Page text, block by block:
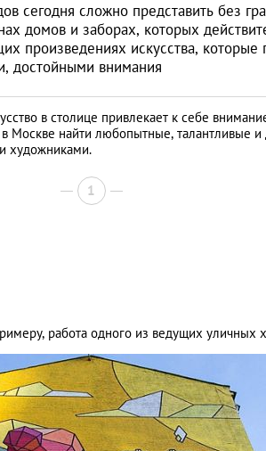
сегодня сложно представить без
домов и заборах, которых
произведениях искусства, которые
достойными внимания
в столице привлекает к себе
Москве найти любопытные, талантливые и
художниками.
1
работа одного из ведущих уличных